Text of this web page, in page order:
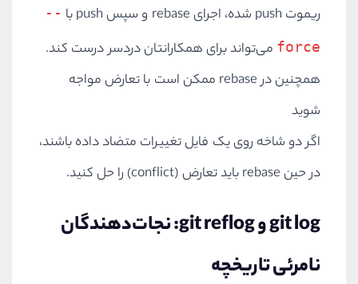
ریموت push شده، اجرای rebase و سپس push با
--
force می‌تواند برای همکارانتان دردسر درست کند.
همچنین در rebase ممکن است با تعارض مواجه
شوید
اگر دو شاخه روی یک فایل تغییرات متضاد داده باشند،
در حین rebase باید تعارض (conflict) را حل کنید.
git log و git reflog: نجات‌دهندگان
نامرئی تاریخچه